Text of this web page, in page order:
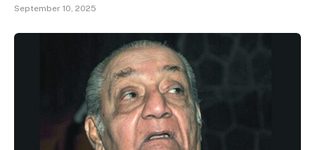
September 10, 2025